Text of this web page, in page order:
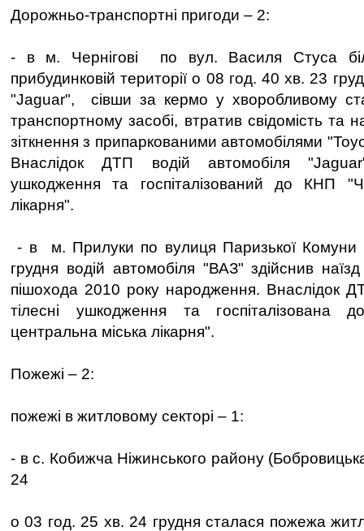
Дорожньо-транспортні пригоди – 2:
- в м. Чернігові по вул. Василя Стуса
прибудинковій території о 08 год. 40 хв. 23
"Jaguar", сівши за кермо у хворобливому
транспортному засобі, втратив свідомість та
зіткнення з припаркованими автомобілями
Внаслідок ДТП водій автомобіля
ушкодження та госпіталізований до КНП
лікарня".
- в м. Прилуки по вулиця Паризької
грудня водій автомобіля "ВАЗ" здійснив
пішохода 2010 року народження. Внаслідок
тілесні ушкодження та госпіталізована
центральна міська лікарня".
Пожежі – 2:
пожежі в житловому секторі – 1:
- в с. Кобижча Ніжинського району
24
о 03 год. 25 хв. 24 грудня сталася пожежа